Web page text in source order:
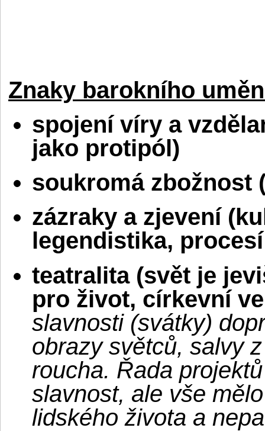
Znaky barokního
spojení víry a
jako protipól)
soukromá zbožnost
zázraky a zjevení
legendistika,
teatralita (svět je
pro život, církevní
slavnosti (svátky)
obrazy světců, salvy
roucha. Řada
slavnost, ale vše
lidského života a